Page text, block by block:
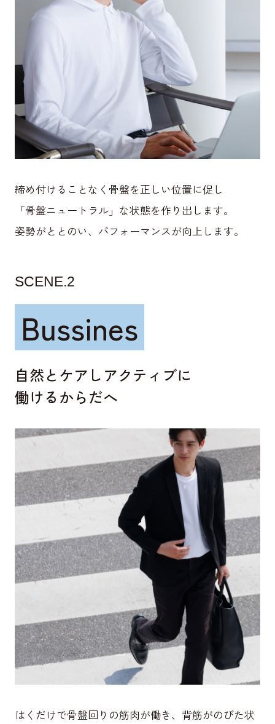
締め付けることなく骨盤を正しい位置に促し
「骨盤ニュートラル」な状態を作り出します。
姿勢がととのい、パフォーマンスが向上します。
SCENE.2
Bussines
自然とケアしアクティブに
働けるからだへ
はくだけで骨盤回りの筋肉が働き、背筋がのびた状